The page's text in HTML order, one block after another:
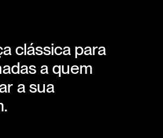
clássica para
a quem
a sua